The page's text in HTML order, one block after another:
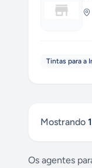
Tintas para a
Mostrando 1
Os agentes